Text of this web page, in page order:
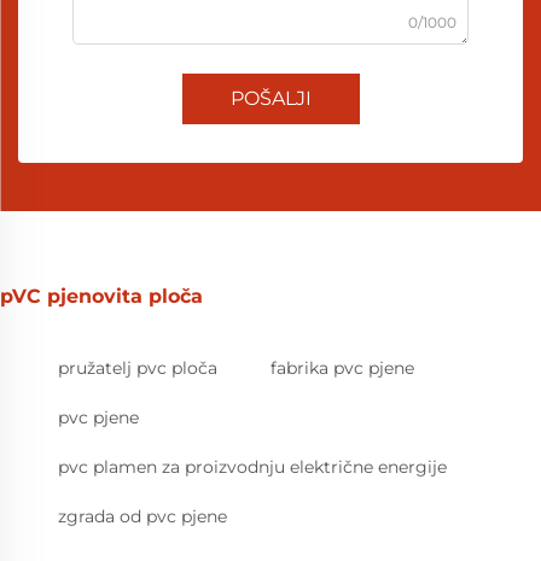
0/1000
POŠALJI
pVC pjenovita ploča
pružatelj pvc ploča fabrika pvc pjene
pvc pjene
pvc plamen za proizvodnju električne energije
zgrada od pvc pjene